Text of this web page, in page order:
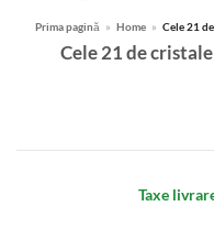
Prima pagină » Home » Cele 21
Cele 21 de
Taxe